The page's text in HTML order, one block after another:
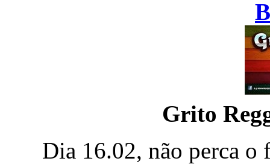
Grito
Dia 16.02, não perca o